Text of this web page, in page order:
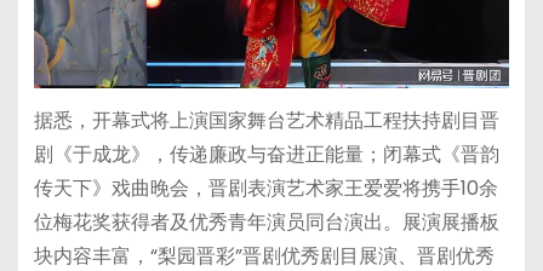
据悉，开幕式将上演国家舞台艺术精品工程扶持剧目晋
剧《于成龙》，传递廉政与奋进正能量；闭幕式《晋韵
传天下》戏曲晚会，晋剧表演艺术家王爱爱将携手10余
位梅花奖获得者及优秀青年演员同台演出。展演展播板
块内容丰富，“梨园晋彩”晋剧优秀剧目展演、晋剧优秀